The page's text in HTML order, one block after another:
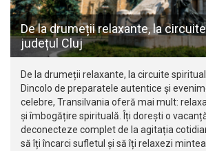
De la drumeții relaxante, la
județul Cluj
De la drumeții relaxante, la circuite
Dincolo de preparatele autentice și
celebre, Transilvania oferă mai mult:
și îmbogățire spirituală. Îți dorești o
deconecteze complet de la agitația
să îți încarci sufletul și să îți relaxezi